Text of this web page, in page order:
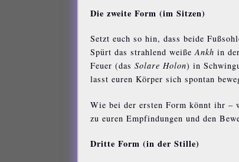
Die zweite Form (im Sitzen)
Setzt euch so hin, dass beide
Spürt das strahlend weißeAnkh in
Feuer (das Solare Holon) in
lasst euren Körper sich spontan
Wie bei der ersten Form könnt ihr –
zu euren Empfindungen und den
Dritte Form (in der Stille)